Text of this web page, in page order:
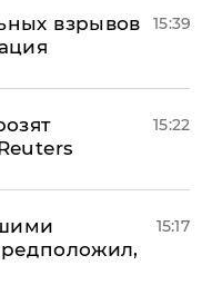
взрывов
15:39
15:22
15:17